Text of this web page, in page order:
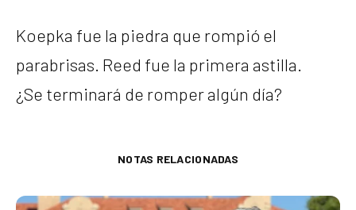
Koepka fue la piedra que rompió el
parabrisas. Reed fue la primera astilla.
¿Se terminará de romper algún día?
NOTAS RELACIONADAS